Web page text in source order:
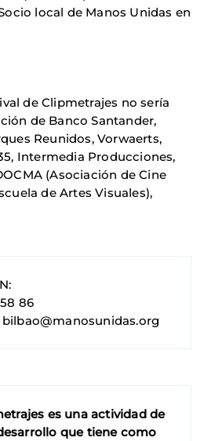
local de Manos Unidas en
de Clipmetrajes no sería
de Banco Santander,
Reunidos, Vorwaerts,
Intermedia Producciones,
(Asociación de Cine
de Artes Visuales),
86
es una actividad de
que tiene como